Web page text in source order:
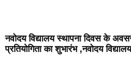
नवोदय विद्यालय स्थापना दिवस के
प्रतियोगिता का शुभारंभ ,नवोदय